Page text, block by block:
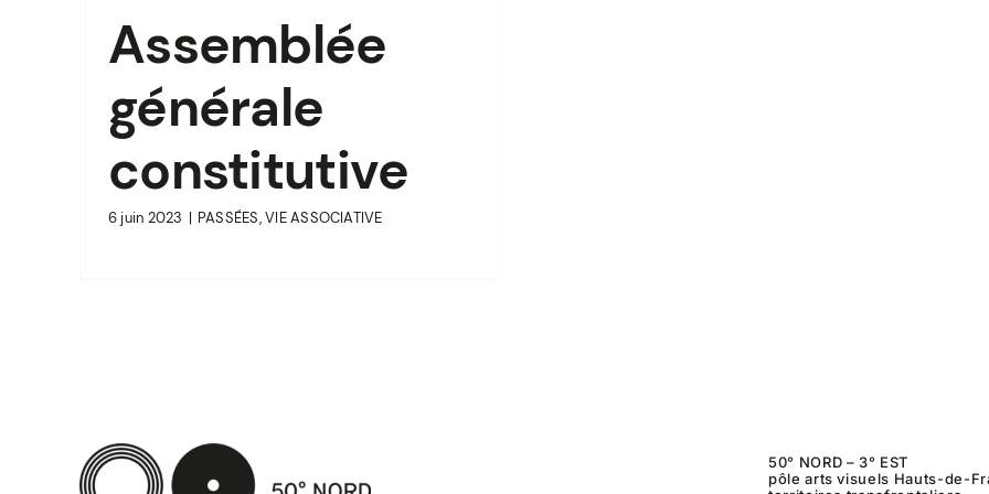
Assemblée
générale
constitutive
6 juin 2023 | PASSÉES,VIE ASSOCIATIVE
50° NORD – 3° EST
pôle arts visuels Hauts-de-